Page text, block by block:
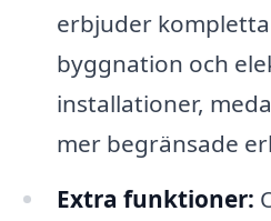
erbjuder
byggnation och
installationer,
mer begränsade
Extra funktioner: